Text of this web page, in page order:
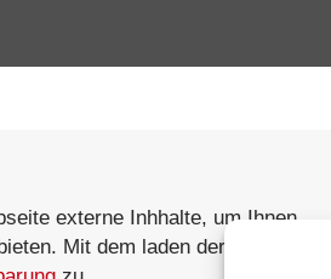
externe Inhhalte, um Ihnen
Mit dem laden der Inhalte